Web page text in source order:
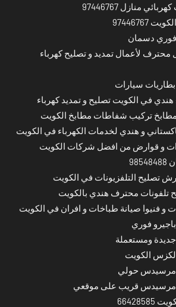
منازل 97446767
فوري دسمان
محترف لأعمال تمديد و تصليح كهرباء
سيارات
في الكويت تصليح و تمديد كهرباء
تركيب شفاطات مطابخ الكويت
و هندي لخدمات الكهرباء في الكويت
و قوارض من افضل شركات الكويت
تصليح التلفزيونات في الكويت
تلفونات محترف هندي بالكويت
و فنيوا صيانة طباخات و افران في الكويت
فوري
ومستعملة
الكويت
مرسيدس حولي
مرسيدس قريب على موقعي